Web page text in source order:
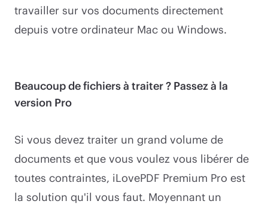
travailler sur vos documents directement
depuis votre ordinateur Mac ou Windows.
Beaucoup de fichiers à traiter ? Passez à la
version Pro
Si vous devez traiter un grand volume de
documents et que vous voulez vous libérer de
toutes contraintes, iLovePDF Premium Pro est
la solution qu'il vous faut. Moyennant un